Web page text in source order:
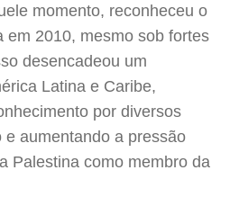
momento, reconheceu o
em 2010, mesmo sob fortes
desencadeou um
Latina e Caribe,
por diversos
e aumentando a pressão
Palestina como membro da